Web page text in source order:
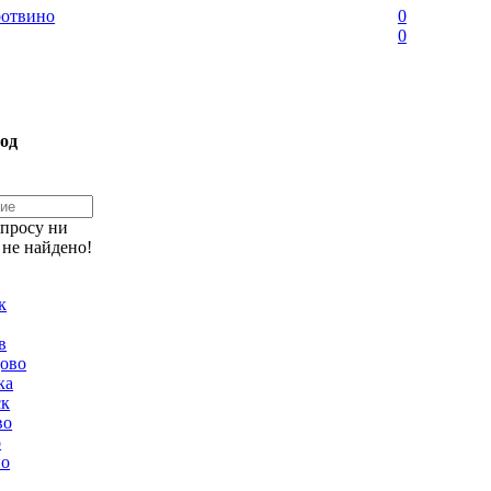
0
0
ни
найдено!